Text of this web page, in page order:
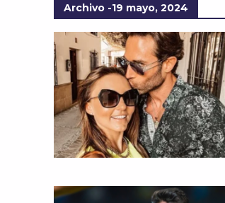
Archivo -19 mayo, 2024